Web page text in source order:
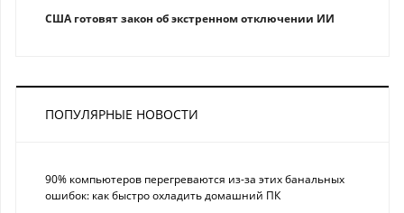
США готовят закон об экстренном отключении ИИ
ПОПУЛЯРНЫЕ НОВОСТИ
90% компьютеров перегреваются из-за этих банальных
ошибок: как быстро охладить домашний ПК